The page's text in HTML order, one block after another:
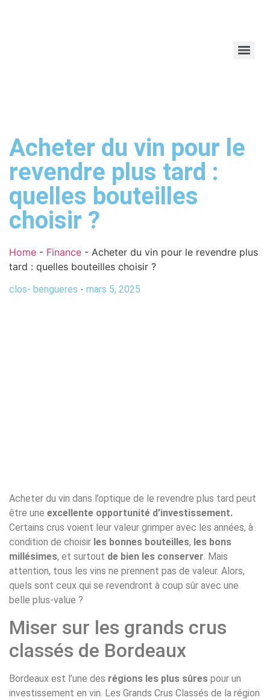
Acheter du vin pour le
revendre plus tard :
quelles bouteilles
choisir ?
Home - Finance - Acheter du vin pour le revendre plus
tard : quelles bouteilles choisir ?
clos- bengueres mars 5, 2025
Acheter du vin dans l’optique de le revendre plus tard peut
être une excellente opportunité d’investissement.
Certains crus voient leur valeur grimper avec les années, à
condition de choisir les bonnes bouteilles, les bons
millésimes, et surtout de bien les conserver . Mais
attention, tous les vins ne prennent pas de valeur. Alors,
quels sont ceux qui se revendront à coup sûr avec une
belle plus-value ?
Miser sur les grands crus
classés de Bordeaux
Bordeaux est l’une des régions les plus sûres pour un
investissement en vin. Les Grands Crus Classés de la région